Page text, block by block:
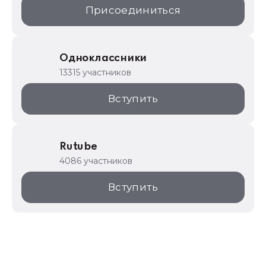
Присоединиться
Одноклассники
13315 участников
Вступить
Rutube
4086 участников
Вступить